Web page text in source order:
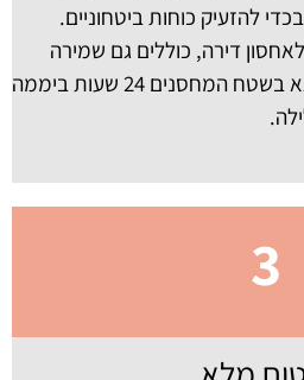
להזעיק כוחות ביטחוניים.
דירה, כוללים גם שמירה
אנושית, ויש מאבטח שנמצא בשטח המחסנים 24 שעות ביממה
3